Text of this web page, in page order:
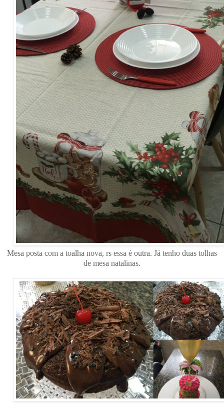
Mesa posta com a toalha nova, rs essa é outra. Já tenho duas tolhas
de mesa natalinas.